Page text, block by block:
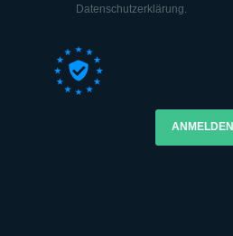
Datenschutzerklärung.
ANMELDEN